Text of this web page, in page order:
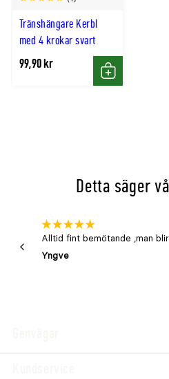
Tränshängare Kerbl
med 4 krokar svart
99,90 kr
Köp
Detta säger
Alltid fint bemötande ,man blir
Yngve